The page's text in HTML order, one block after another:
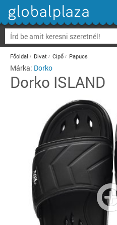
Főoldal Divat Cipő Papucs
Márka: Dorko
Dorko ISLAND